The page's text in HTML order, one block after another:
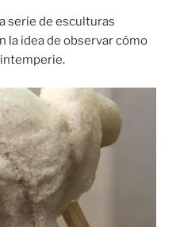
serie de esculturas
la idea de observar cómo
intemperie.